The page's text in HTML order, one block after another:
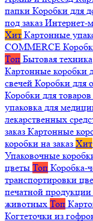
папки Коробки для
под заказ Интернет-
Хит Картонные
COMMERCE
Топ Бытовая техника
Картонные коробки
свечей Коробки для
Коробки для
упаковка для
лекарственных
заказ Картонные
коробки на заказ Хит
Упаковочные
цветы Топ Коробка-
транспортировки
печатной продукции
животных Топ
Когтеточки из